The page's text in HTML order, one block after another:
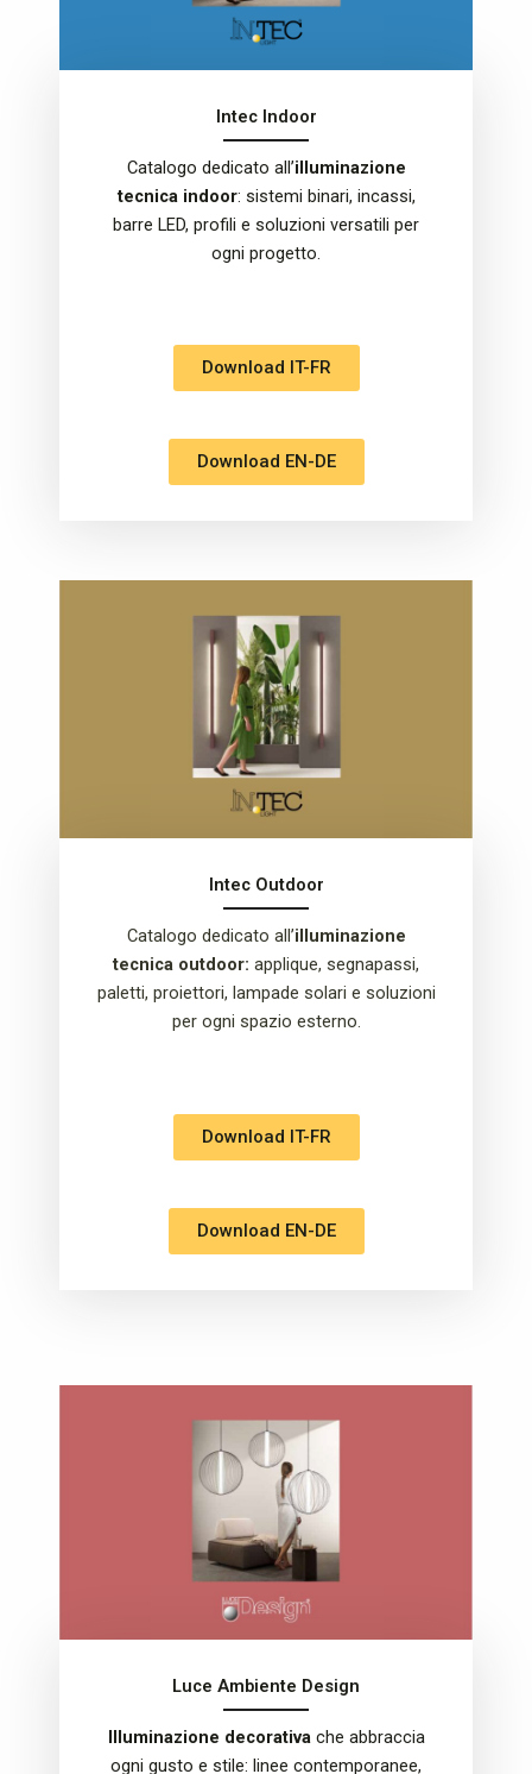
Intec Indoor
Catalogo dedicato all’illuminazione
tecnica indoor: sistemi binari, incassi,
barre LED, profili e soluzioni versatili per
ogni progetto.
Download IT-FR
Download EN-DE
Intec Outdoor
Catalogo dedicato all’illuminazione
tecnica outdoor: applique, segnapassi,
paletti, proiettori, lampade solari e soluzioni
per ogni spazio esterno.
Download IT-FR
Download EN-DE
Luce Ambiente Design
Illuminazione decorativache abbraccia
ogni gusto e stile: linee contemporanee,